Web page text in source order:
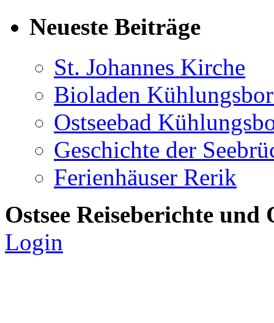
Neueste Beiträge
St. Johannes Kirche
Bioladen
Ostseebad
Geschichte der
Ferienhäuser Rerik
Ostsee Reiseberichte
Login